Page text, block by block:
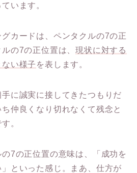
います。
カードは、ペンタクルの7の正
の7の正位置は、現状に対する
い様子 を表します。
に誠実に接してきたつもりだ
仲良くなり切れなくて残念と
。
7の正位置の意味は、「成功を
といった感じ。まあ、仕方が